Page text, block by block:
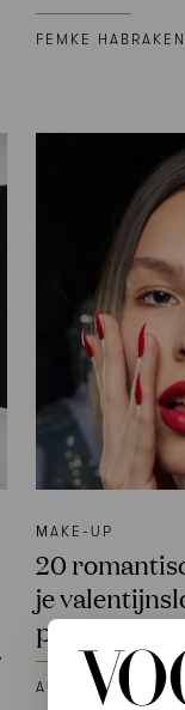
FEMKE HABRAKEN
ΜAKE-UP
20
je
AUDREY NOBLE